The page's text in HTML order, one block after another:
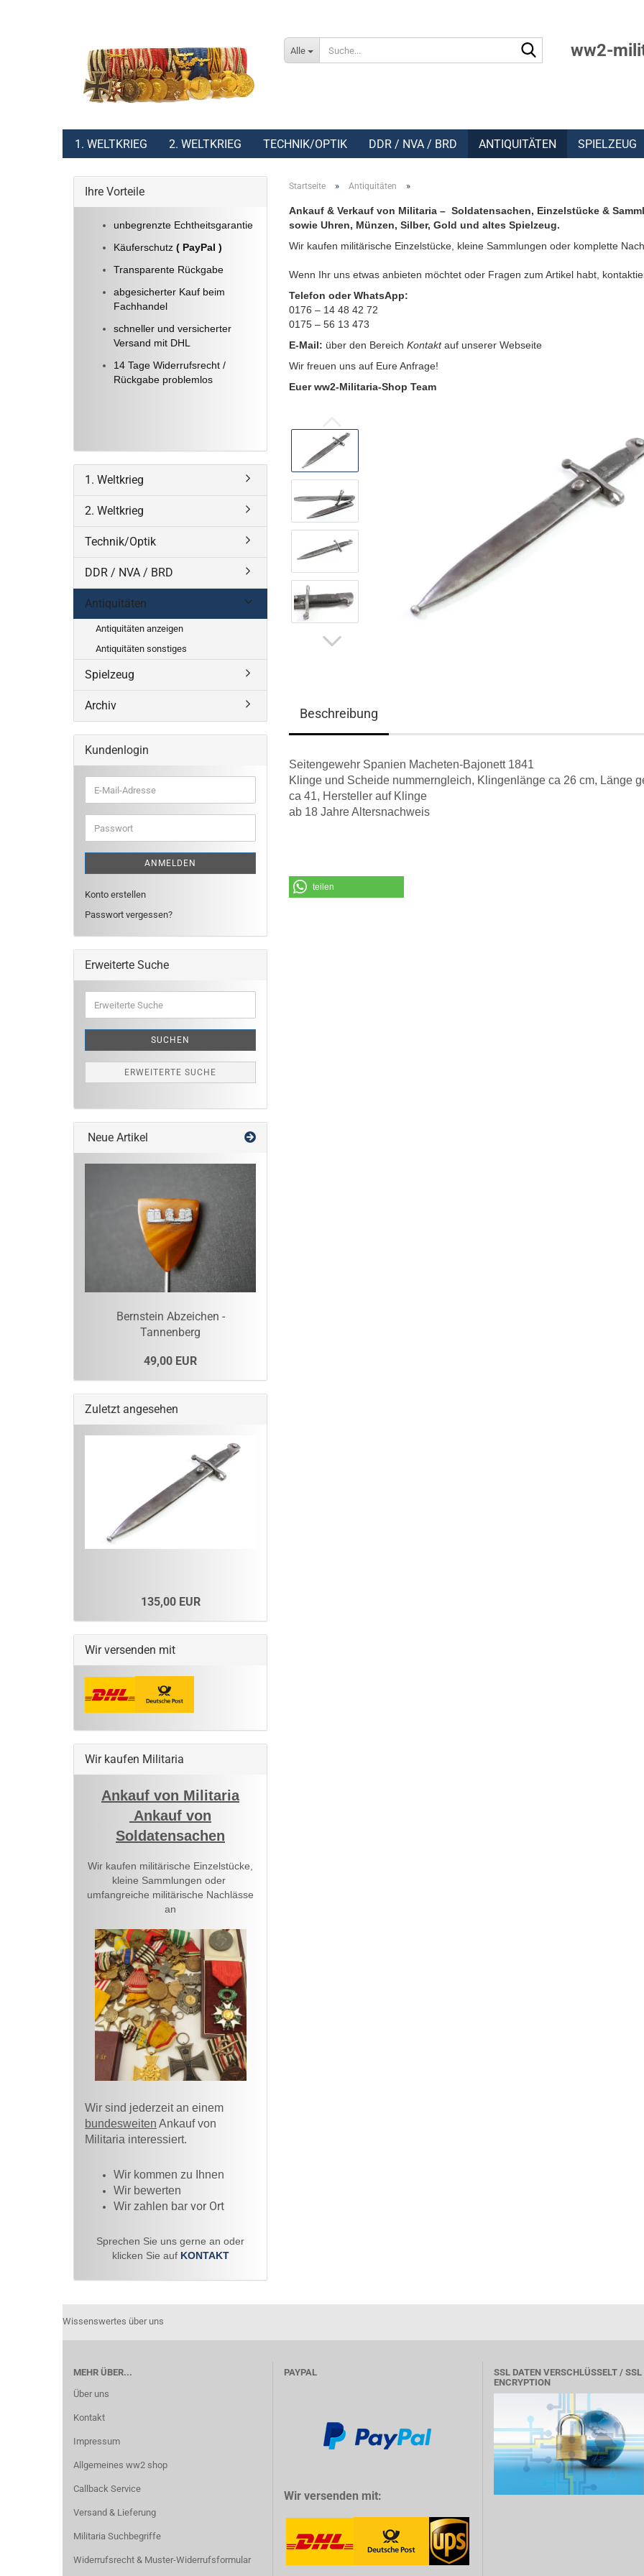
Alle ww2-
1. WELTKRIEG 2. WELTKRIEG TECHNIK/OPTIK DDR / NVA / BRD ANTIQUITÄTEN SPIELZEUG
Startseite » Antiquitäten »
Ankauf & Verkauf von Militaria – Soldatensachen, Einzelstücke &
sowie Uhren, Münzen, Silber, Gold und altes Spielzeug.
Wir kaufen militärische Einzelstücke, kleine Sammlungen oder komplette
Wenn Ihr uns etwas anbieten möchtet oder Fragen zum Artikel habt,
Telefon oder WhatsApp:
0176 – 14 48 42 72
0175 – 56 13 473
E-Mail: über den Bereich Kontakt auf unserer Webseite
Wir freuen uns auf Eure Anfrage!
Euer ww2-Militaria-Shop Team
Beschreibung
Seitengewehr Spanien Macheten-Bajonett 1841
Klinge und Scheide nummerngleich, Klingenlänge ca 26 cm, Länge
ca 41, Hersteller auf Klinge
ab 18 Jahre Altersnachweis
teilen
Ihre Vorteile
unbegrenzte Echtheitsgarantie
Käuferschutz ( PayPal )
Transparente Rückgabe
abgesicherter Kauf beim
Fachhandel
schneller und versicherter
Versand mit DHL
14 Tage Widerrufsrecht /
Rückgabe problemlos
1. Weltkrieg
2. Weltkrieg
Technik/Optik
DDR / NVA / BRD
Antiquitäten
Antiquitäten anzeigen
Antiquitäten sonstiges
Spielzeug
Archiv
Kundenlogin
E-
Mail-
Adresse
Passwort
ANMELDEN
Konto erstellen
Passwort vergessen?
Erweiterte Suche
Suche
SUCHEN
ERWEITERTE SUCHE
Neue Artikel
Bernstein Abzeichen -
Tannenberg
49,00 EUR
Zuletzt angesehen
135,00 EUR
Wir versenden mit
Wir kaufen Militaria
Ankauf von Militaria
Ankauf von
Soldatensachen
Wir kaufen militärische Einzelstücke,
kleine Sammlungen oder
umfangreiche militärische Nachlässe
an
Wir sind jederzeit an einem
bundesweiten Ankauf von
Militaria interessiert.
Wir kommen zu Ihnen​
Wir bewerten
Wir zahlen bar vor Ort
Sprechen Sie uns gerne an oder
klicken Sie auf KONTAKT
Wissenswertes über uns
MEHR ÜBER...
Über uns
Kontakt
Impressum
Allgemeines ww2 shop
Callback Service
Versand & Lieferung
Militaria Suchbegriffe
Widerrufsrecht & Muster-Widerrufsformular
PAYPAL
Wir versenden mit:
SSL DATEN VERSCHLÜSSELT / SSL
ENCRYPTION